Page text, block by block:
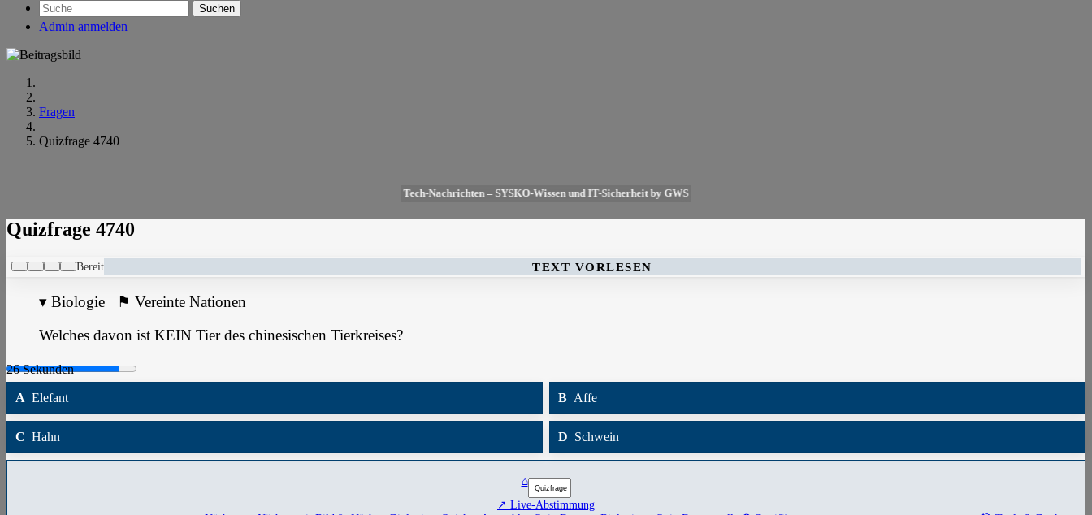
Suchen
Admin anmelden
Fragen
Quizfrage 4740
Tech-Nachrichten – SYSKO-Wissen und IT-Sicherheit by GWS
Quizfrage 4740
Bereit TEXT VORLESEN
▾ Biologie ⚑ Vereinte Nationen
Welches davon ist KEIN Tier des chinesischen Tierkreises?
A Elefant B Affe
C Hahn D Schwein
⌂
↗ Live-Abstimmung